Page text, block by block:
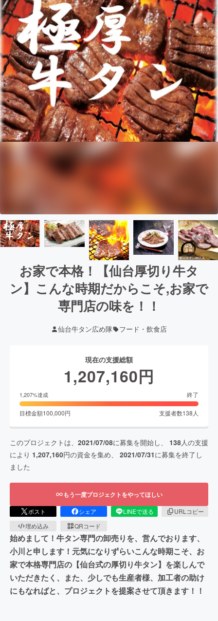
お家で本格！【仙台厚切り牛タ
ン】こんな時期だからこそ,お家で
専門店の味を！！
仙台牛タン広め隊 フード・飲食店
現在の支援総額
1,207,160円
1,207%達成 終了
目標金額100,000円 支援者数138 人
このプロジェクトは、 2021/07/08に募集を開始し、 138人の支援
により 1,207,160円の資金を集め、 2021/07/31に募集を終了し
ました
もう一度プロジェクトをやってほしい
ポスト シェア LINEで送る
URLコピー
埋め込み
QRコード
始めまして！牛タン専門の卸売りを、営んでおります、
小川と申します！元気になりずらいこんな時期こそ、お
家で本格専門店の【仙台式の厚切り牛タン】を楽しんで
いただきたく、また、少しでも生産者様、加工者の助け
にもなればと、プロジェクトを提案させて頂きます！！